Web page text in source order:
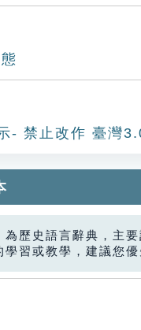
- 禁止改作 臺灣
為歷史語言辭典，主
習或教學，建議您